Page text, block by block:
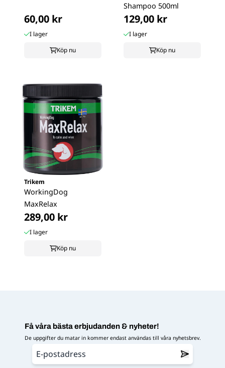
60,00 kr
I lager
Köp nu
Shampoo 500ml
129,00 kr
I lager
Köp nu
Trikem
WorkingDog
MaxRelax
289,00 kr
I lager
Köp nu
Få våra bästa erbjudanden & nyheter!
De uppgifter du matar in kommer endast användas till våra nyhetsbrev.